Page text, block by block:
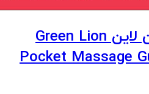
ماساژور تفنگی گرین لاین Green Lion
Pocket Massage